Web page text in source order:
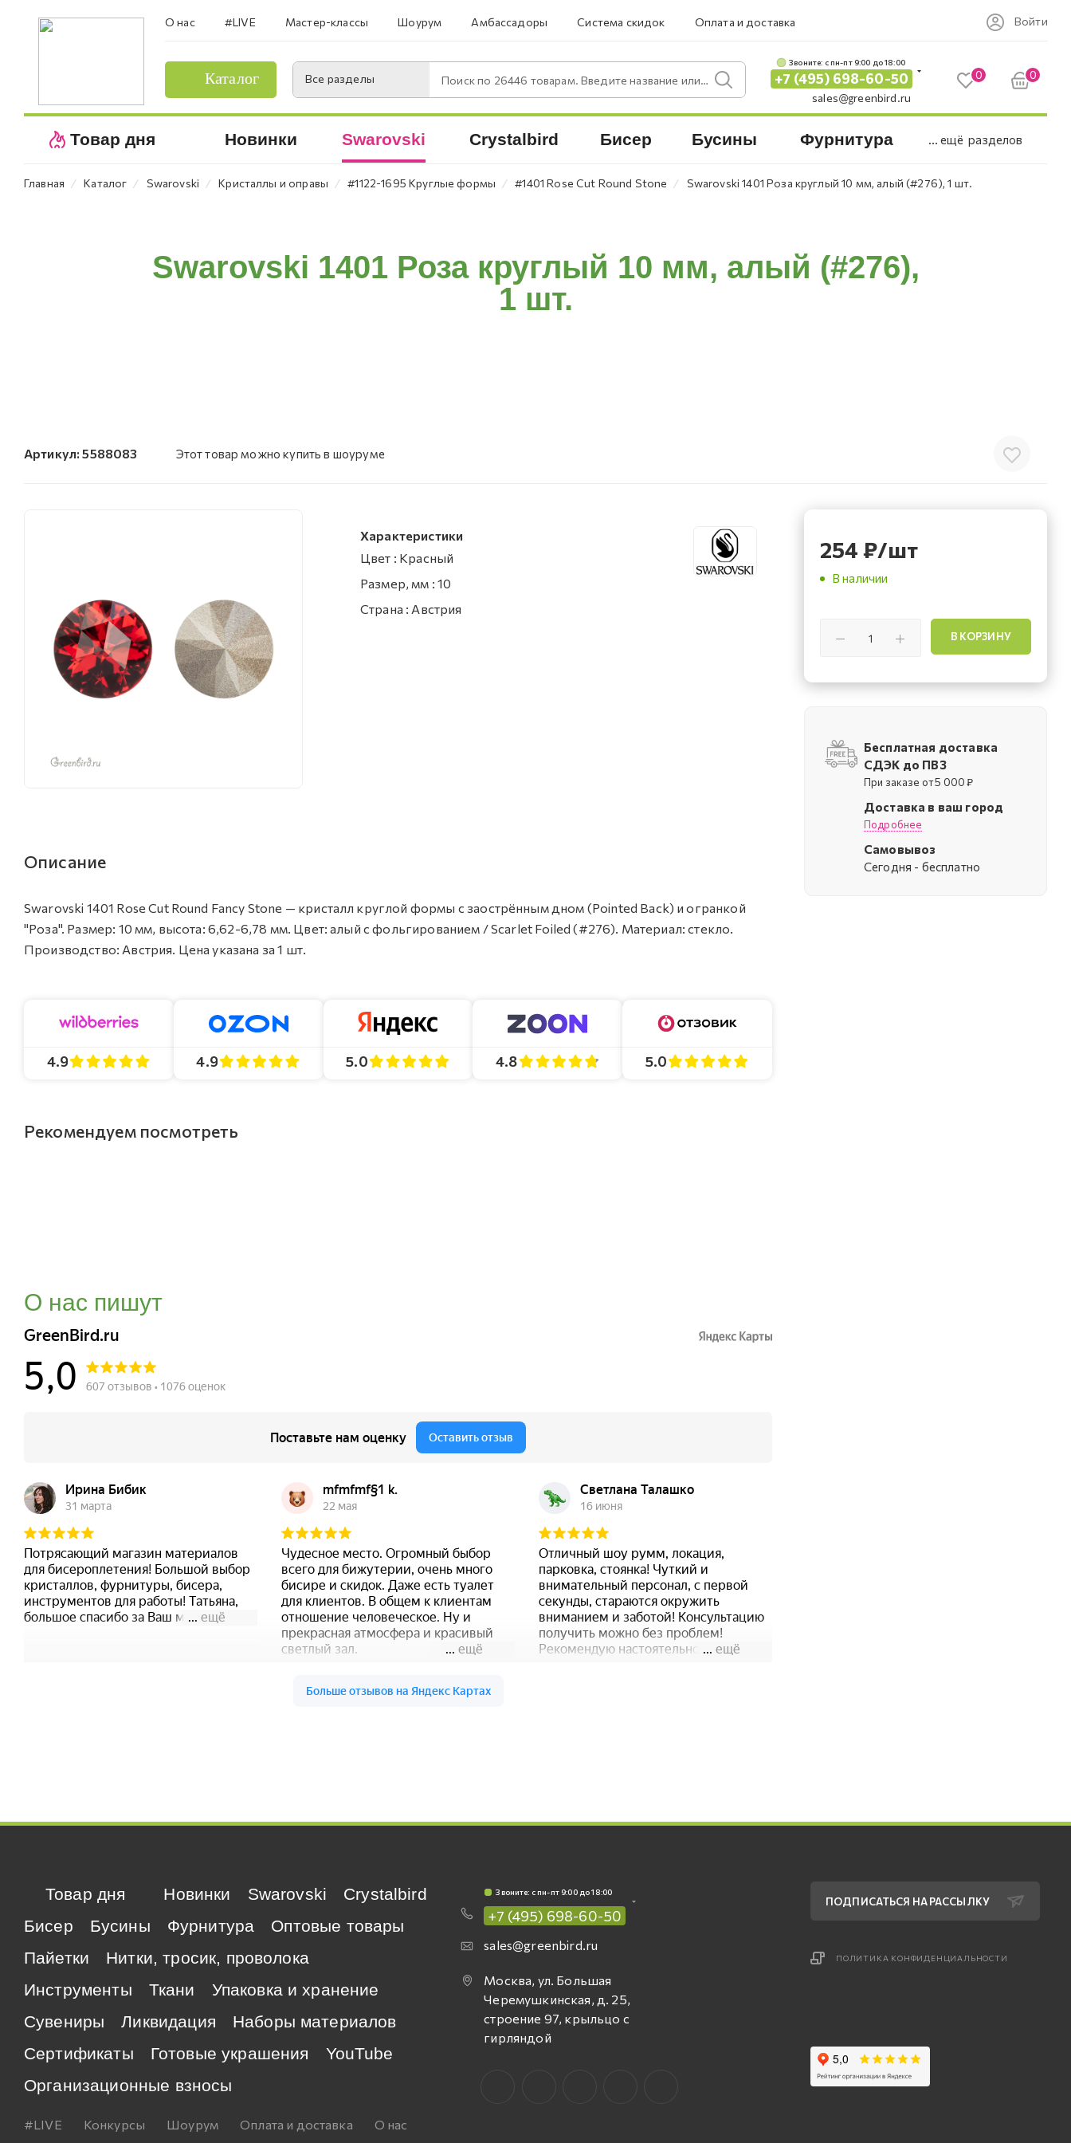
О нас #LIVE Мастер-классы Шоурум Амбассадоры Система скидок Оплата и доставка Войти
Каталог Все разделы Поиск по 26446 товарам. Введите название или артикул.
Звоните: c пн-пт 9:00 до 18:00
+7 (495) 698-60-50
sales@greenbird.ru
0 0
Товар дня Новинки Swarovski Crystalbird Бисер Бусины Фурнитура ... ещё разделов
Главная ⁄ Каталог ⁄ Swarovski ⁄ Кристаллы и оправы ⁄ #1122-1695 Круглые формы ⁄ #1401 Rose Cut Round Stone ⁄ Swarovski 1401 Роза круглый 10 мм, алый (#276), 1 шт.
Swarovski 1401 Роза круглый 10 мм, алый (#276),
1 шт.
Артикул: 5588083 Этот товар можно купить в шоуруме
Характеристики
Цвет : Красный
Размер, мм : 10
Страна : Австрия
Описание
Swarovski 1401 Rose Cut Round Fancy Stone — кристалл круглой формы с заострённым дном (Pointed Back) и огранкой
"Роза". Размер: 10 мм, высота: 6,62-6,78 мм. Цвет: алый с фольгированием / Scarlet Foiled (#276). Материал: стекло.
Производство: Австрия. Цена указана за 1 шт.
4.9 4.9 5.0 4.8 5.0
Рекомендуем посмотреть
О нас пишут
254 ₽/шт
В наличии
В КОРЗИНУ
Бесплатная доставка
СДЭК до ПВЗ
При заказе от 5 000 ₽
Доставка в ваш город
Подробнее
Самовывоз
Cегодня - бесплатно
Товар дня Новинки Swarovski
Crystalbird
Бисер
Бусины Фурнитура
Оптовые товары
Пайетки
Нитки, тросик, проволока
Инструменты
Ткани
Упаковка и хранение
Сувениры
Ликвидация
Наборы материалов
Сертификаты
Готовые украшения
YouTube
Организационные взносы
#LIVE Конкурсы Шоурум Оплата и доставка О нас
Звоните: c пн-пт 9:00 до 18:00
+7 (495) 698-60-50
sales@greenbird.ru
Москва, ул. Большая
Черемушкинская, д. 25,
строение 97, крыльцо с
гирляндой
ПОДПИСАТЬСЯ НА РАССЫЛКУ
ПОЛИТИКА КОНФИДЕНЦИАЛЬНОСТИ